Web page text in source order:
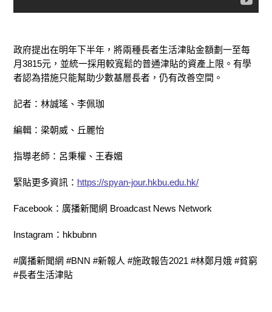
政府提出在明年下半年，將兩種長者生活津貼金額劃一至每
月3815元，並統一採用較寬鬆的普通津貼的資產上限。有學
者認為措施只能幫助少數基層長者，仍有改善空間。
記者：林誠瑤、李佩珈
編輯：梁朝威、丘麗怡
指導老師：呂秉權、王春媚
緊貼更多資訊： https://spyan-jour.hkbu.edu.hk/
Facebook：廣播新聞網 Broadcast News Network
Instagram：hkbubnn
#廣播新聞網 #BNN #新報人 #施政報告2021 #林鄭月娥 #貧窮
#長者生活津貼